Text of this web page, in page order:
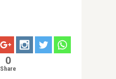
0
Share